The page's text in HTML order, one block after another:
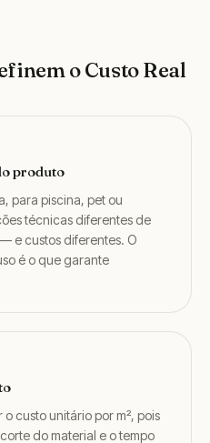
o Custo Real
produto
para piscina, pet ou
técnicas diferentes de
e custos diferentes. O
é o que garante
custo unitário por m², pois
do material e o tempo